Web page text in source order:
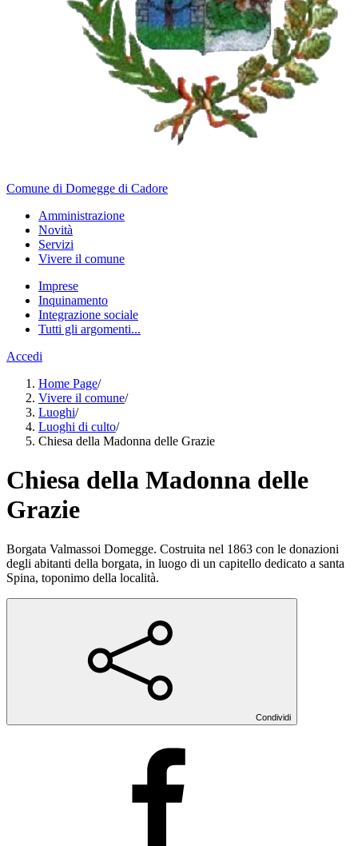
Comune di Domegge di Cadore
Amministrazione
Novità
Servizi
Vivere il comune
Imprese
Inquinamento
Integrazione sociale
Tutti gli argomenti...
Accedi
Home Page/
Vivere il comune/
Luoghi/
Luoghi di culto/
Chiesa della Madonna delle Grazie
Chiesa della Madonna delle
Grazie
Borgata Valmassoi Domegge. Costruita nel 1863 con le donazioni
degli abitanti della borgata, in luogo di un capitello dedicato a santa
Spina, toponimo della località.
Condividi